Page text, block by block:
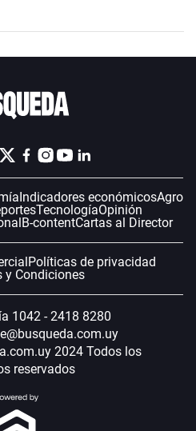
Indicadores económicosAgro
TecnologíaOpinión
B-contentCartas al Director
Políticas de privacidad
y Condiciones
1042 - 2418 8280
2024 Todos los
reservados